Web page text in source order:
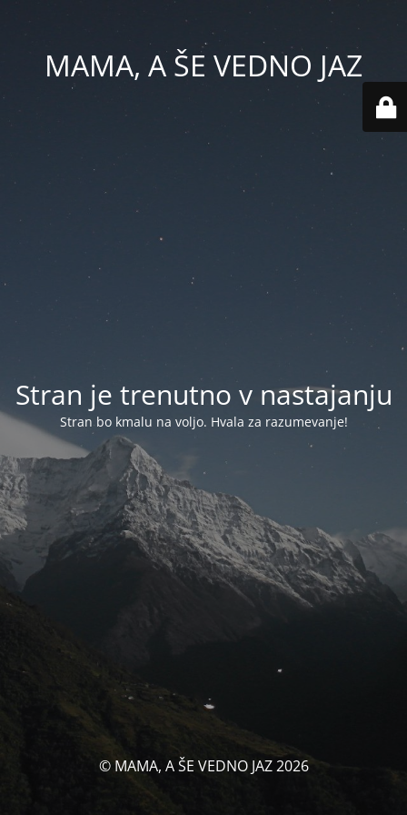
MAMA, A ŠE VEDNO JAZ
Stran je trenutno v nastajanju
Stran bo kmalu na voljo. Hvala za razumevanje!
© MAMA, A ŠE VEDNO JAZ 2026